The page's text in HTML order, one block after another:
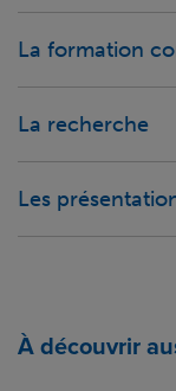
La formation
La recherche
Les
À découvrir